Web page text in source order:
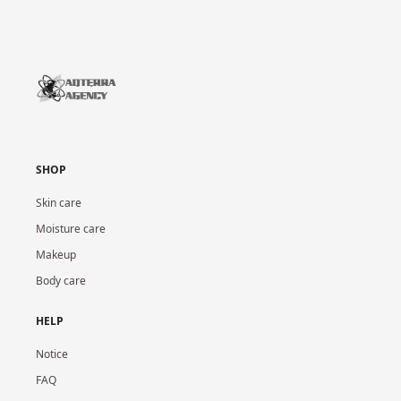
SHOP
Skin care
Moisture care
Makeup
Body care
HELP
Notice
FAQ